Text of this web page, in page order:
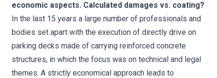
economic aspects. Calculated damages vs. coating?
In the last 15 years a large number of professionals and
bodies set apart with the execution of directly drive on
parking decks made of carrying reinforced concrete
structures, in which the focus was on technical and legal
themes. A strictly economical approach leads to